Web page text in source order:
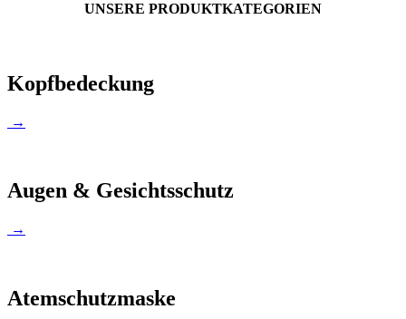
UNSERE PRODUKTKATEGORIEN
Kopfbedeckung
→
Augen & Gesichtsschutz
→
Atemschutzmaske